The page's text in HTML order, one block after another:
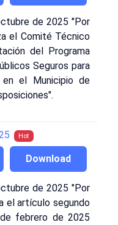
de 2025 "Por
el Comité Técnico
del Programa
Seguros para
el Municipio de
Hot
Download
de 2025 "Por
el artículo segundo
febrero de 2025